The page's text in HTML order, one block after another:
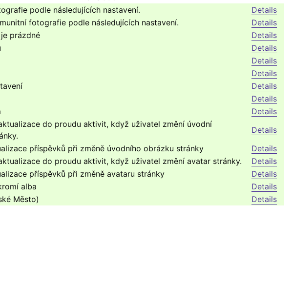
podle následujících nastavení.
Details
fotografie podle následujících nastavení.
Details
prázdné
Details
Details
Details
Details
Details
Details
Details
do proudu aktivit, když uživatel změní úvodní
Details
příspěvků při změně úvodního obrázku stránky
Details
do proudu aktivit, když uživatel změní avatar stránky.
Details
příspěvků při změně avataru stránky
Details
alba
Details
Město) Details